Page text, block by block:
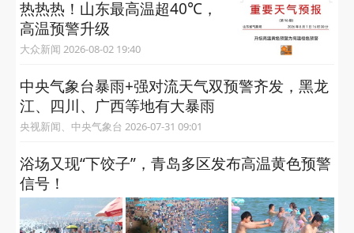
热热热！山东最高温超40℃，
高温预警升级
大众新闻 2026-08-02 19:40
中央气象台暴雨+强对流天气双预警齐发，黑龙
江、四川、广西等地有大暴雨
央视新闻、中央气象台 2026-07-31 09:01
浴场又现“下饺子”，青岛多区发布高温黄色预警
信号！